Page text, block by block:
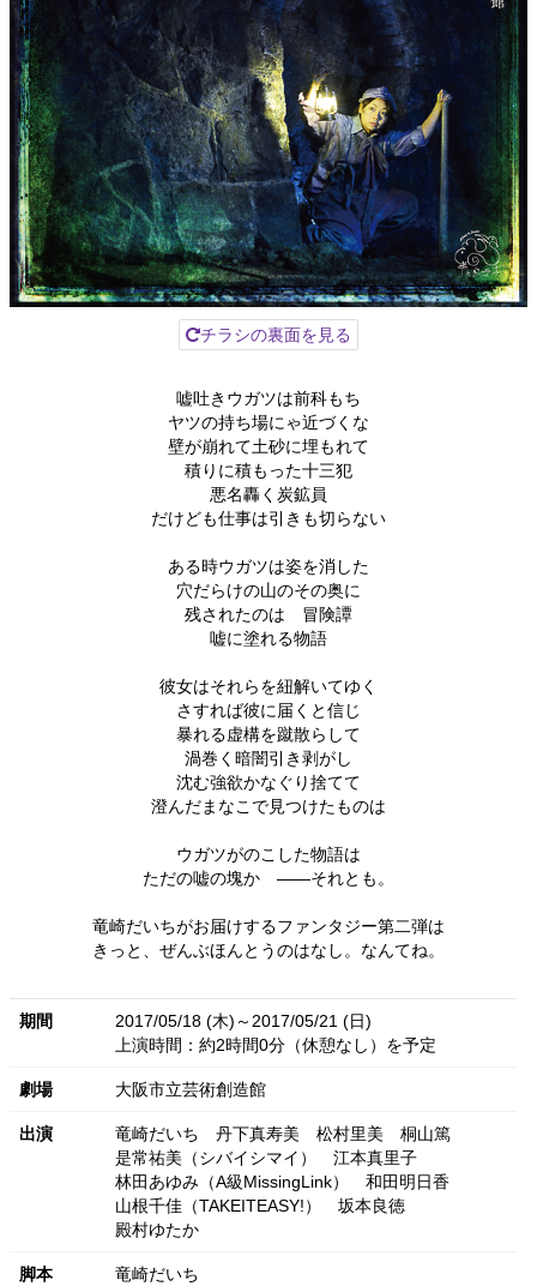
チラシの裏面を見る
嘘吐きウガツは前科もち
ヤツの持ち場にゃ近づくな
壁が崩れて土砂に埋もれて
積りに積もった十三犯
悪名轟く炭鉱員
だけども仕事は引きも切らない
ある時ウガツは姿を消した
穴だらけの山のその奥に
残されたのは 冒険譚
嘘に塗れる物語
彼女はそれらを紐解いてゆく
さすれば彼に届くと信じ
暴れる虚構を蹴散らして
渦巻く暗闇引き剥がし
沈む強欲かなぐり捨てて
澄んだまなこで見つけたものは
ウガツがのこした物語は
ただの嘘の塊か ――それとも。
竜崎だいちがお届けするファンタジー第二弾は
きっと、ぜんぶほんとうのはなし。なんてね。
期間
2017/05/18 (木)～2017/05/21 (日)
上演時間：約2時間0分（休憩なし）を予定
劇場 大阪市立芸術創造館
出演 竜崎だいち 丹下真寿美 松村里美
桐山篤
是常祐美（シバイシマイ）
江本真里子
林田あゆみ（A級MissingLink）
和田明日香
山根千佳（TAKEITEASY!）
坂本良徳
殿村ゆたか
脚本 竜崎だいち